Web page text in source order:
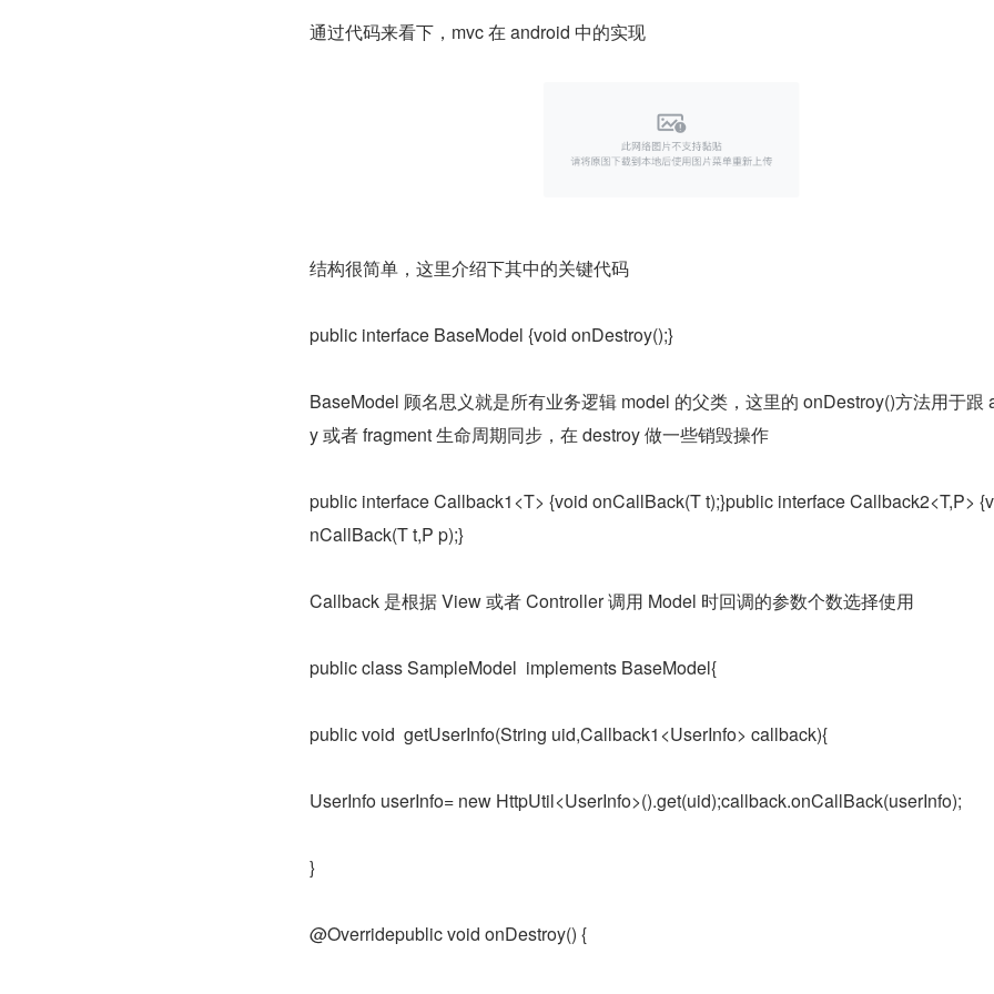
通过代码来看下，mvc 在 android 中的实现
结构很简单，这里介绍下其中的关键代码
public interface BaseModel {void onDestroy();}
BaseModel 顾名思义就是所有业务逻辑 model 的父类，这里的 onDestroy()方法用于跟
y 或者 fragment 生命周期同步，在 destroy 做一些销毁操作
public interface Callback1<T> {void onCallBack(T t);}public interface Callback2<T,P>
nCallBack(T t,P p);}
Callback 是根据 View 或者 Controller 调用 Model 时回调的参数个数选择使用
public class SampleModel  implements BaseModel{
public void  getUserInfo(String uid,Callback1<UserInfo> callback){
UserInfo userInfo= new HttpUtil<UserInfo>().get(uid);callback.onCallBack(userInfo);
}
@Overridepublic void onDestroy() {